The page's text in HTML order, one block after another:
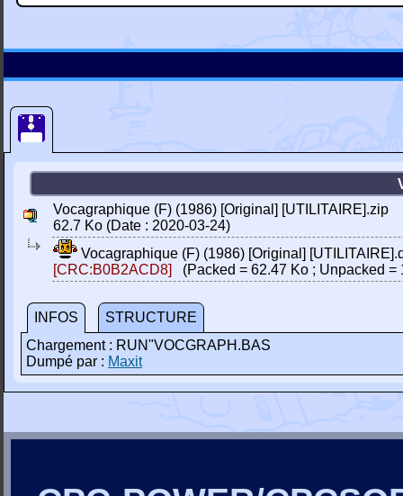
Vocagraphique (F) (1986) [Original] [UTILITAIRE].zip
62.7 Ko (Date : 2020-03-24)
Vocagraphique (F) (1986) [Original]
[CRC:B0B2ACD8]
(Packed = 62.47 Ko ; Unpacked =
INFOS
STRUCTURE
Chargement : RUN"VOCGRAPH.BAS
Dumpé par : Maxit